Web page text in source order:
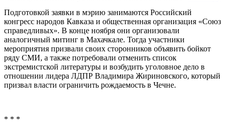
Подготовкой заявки в мэрию занимаются Российский
конгресс народов Кавказа и общественная организация «Союз
справедливых». В конце ноября они организовали
аналогичный митинг в Махачкале. Тогда участники
мероприятия призвали своих сторонников объявить бойкот
ряду СМИ, а также потребовали отменить список
экстремистской литературы и возбудить уголовное дело в
отношении лидера ЛДПР Владимира Жириновского, который
призвал власти ограничить рождаемость в Чечне.
* * *